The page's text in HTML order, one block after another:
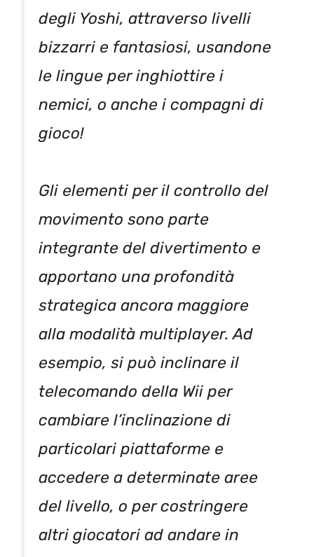
degli Yoshi, attraverso livelli
bizzarri e fantasiosi, usandone
le lingue per inghiottire i
nemici, o anche i compagni di
gioco!
Gli elementi per il controllo del
movimento sono parte
integrante del divertimento e
apportano una profondità
strategica ancora maggiore
alla modalità multiplayer. Ad
esempio, si può inclinare il
telecomando della Wii per
cambiare l’inclinazione di
particolari piattaforme e
accedere a determinate aree
del livello, o per costringere
altri giocatori ad andare in